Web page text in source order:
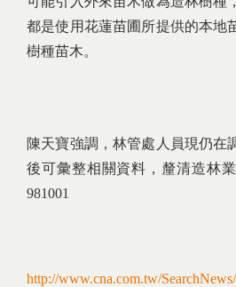
都是使用花蓮苗圃所提供的本地
樹種苗木。
陳天寶強調，林管處人員現仍在
後可彙整相關資料，釐清造林
981001
http://www.cna.com.tw/